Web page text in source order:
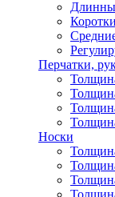
Перчатки,
Носки